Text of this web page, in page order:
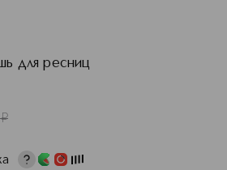
для ресниц
¤